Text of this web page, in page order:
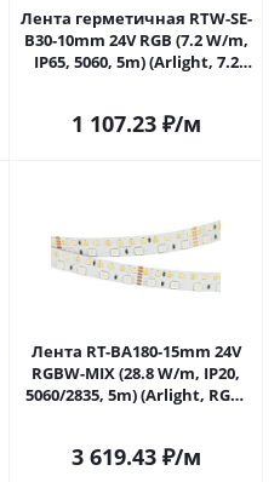
Лента герметичная RTW-SE-
B30-10mm 24V RGB (7.2 W/m,
IP65, 5060, 5m) (Arlight, 7.2
1 107.23₽/м
Лента RT-BA180-15mm 24V
RGBW-MIX (28.8 W/m, IP20,
5060/2835, 5m) (Arlight, RGB-
3 619.43₽/м